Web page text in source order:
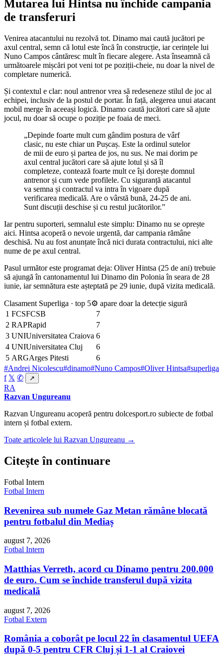
Mutarea lui Hintsa nu închide campania
de transferuri
Venirea atacantului nu rezolvă tot. Dinamo mai caută jucători pe
axul central, semn că lotul este încă în construcție, iar cerințele lui
Nuno Campos cântăresc mult în fiecare alegere. Asta înseamnă că
următoarele mișcări pot veni tot pe poziții-cheie, nu doar la nivel de
completare numerică.
Și contextul e clar: noul antrenor vrea să redeseneze stilul de joc al
echipei, inclusiv de la postul de portar. În față, alegerea unui atacant
mobil merge în aceeași logică. Dinamo caută jucători care să ajute
jocul, nu doar să ocupe o poziție pe foaia de meci.
„Depinde foarte mult cum gândim postura de vârf
clasic, nu este chiar un Pușcaș. Este la ordinul sutelor
de mii de euro și partea de jos, nu sus. Ne mai dorim pe
axul central jucători care să ajute lotul și să îl
completeze, contează foarte mult ce își dorește domnul
antrenor și cum vede profilele. Cu siguranță atacantul
va semna și contractul va intra în vigoare după
verificarea medicală. Are o vârstă bună, 24-25 de ani.
Sunt discuții deschise și cu restul jucătorilor.”
Iar pentru suporteri, semnalul este simplu: Dinamo nu se oprește
aici. Hintsa acoperă o nevoie urgentă, dar campania rămâne
deschisă. Nu au fost anunțate încă nici durata contractului, nici alte
nume de pe axul central.
Pasul următor este programat deja: Oliver Hintsa (25 de ani) trebuie
să ajungă în cantonamentul lui Dinamo din Polonia în seara de 28
iunie, iar semnătura este așteptată pe 29 iunie, după vizita medicală.
Clasament Superliga · top 5⚙ apare doar la detecție sigură
1 FCSFCSB
7
2 RAPRapid
7
3 UNIUniversitatea Craiova 6
4 UNIUniversitatea Cluj
6
5 ARGArges Pitesti
6
#Andrei Nicolescu#dinamo#Nuno Campos#Oliver Hintsa#superliga
f 𝕏 ✆ ↗
RA
Razvan Ungureanu
Razvan Ungureanu acoperă pentru dolcesport.ro subiecte de fotbal
intern și fotbal extern.
Toate articolele lui Razvan Ungureanu →
Citește în continuare
Fotbal Intern
Fotbal Intern
Revenirea sub numele Gaz Metan rămâne blocată
pentru fotbalul din Mediaș
august 7, 2026
Fotbal Intern
Matthias Verreth, acord cu Dinamo pentru 200.000
de euro. Cum se închide transferul după vizita
medicală
august 7, 2026
Fotbal Extern
România a coborât pe locul 22 în clasamentul UEFA
după 0-5 pentru CFR Cluj și 1-1 al Craiovei